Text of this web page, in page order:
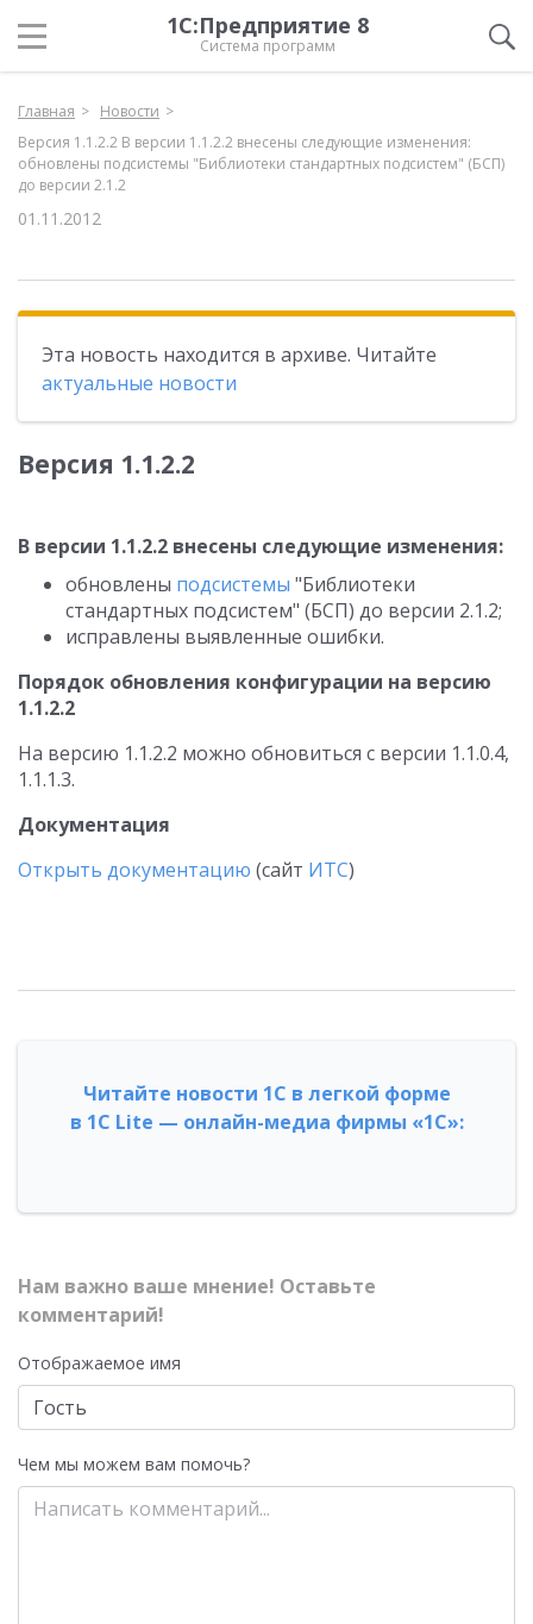
1С:Предприятие 8
Система программ
Главная
Новости
Версия 1.1.2.2 В версии 1.1.2.2 внесены следующие изменения:
обновлены подсистемы "Библиотеки стандартных подсистем" (БСП)
до версии 2.1.2
01.11.2012
Эта новость находится в архиве. Читайте
актуальные новости
Версия 1.1.2.2
В версии 1.1.2.2 внесены следующие изменения:
обновлены подсистемы "Библиотеки
стандартных подсистем" (БСП) до версии 2.1.2;
исправлены выявленные ошибки.
Порядок обновления конфигурации на версию
1.1.2.2
На версию 1.1.2.2 можно обновиться с версии 1.1.0.4,
1.1.1.3.
Документация
Открыть документацию (сайт ИТС)
Читайте новости 1С в легкой форме
в 1С Lite — онлайн-медиа фирмы «1С»:
Нам важно ваше мнение! Оставьте
комментарий!
Отображаемое имя
Чем мы можем вам помочь?